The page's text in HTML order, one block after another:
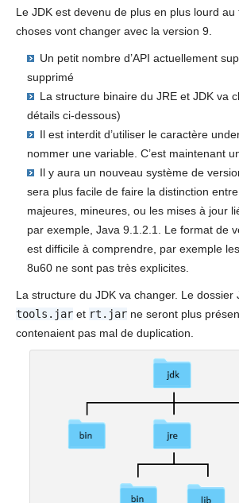
Le JDK est devenu de plus en plus lourd
choses vont changer avec la version 9.
Un petit nombre d’API actuellement
supprimé
La structure binaire du JRE et JDK va
détails ci-dessous)
Il est interdit d’utiliser le caractère
nommer une variable. C’est maintenant
Il y aura un nouveau système de
sera plus facile de faire la distinction
majeures, mineures, ou les mises à jour
par exemple, Java 9.1.2.1. Le format de
est difficile à comprendre, par exemple
8u60 ne sont pas très explicites.
La structure du JDK va changer. Le dossier
tools.jar et rt.jar ne seront plus
contenaient pas mal de duplication.